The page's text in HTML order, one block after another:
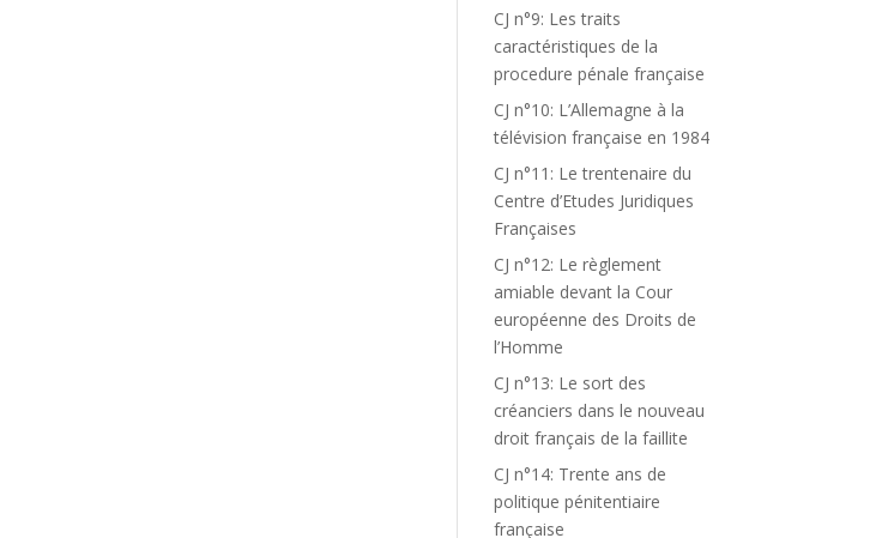
CJ n°9: Les traits
caractéristiques de la
procedure pénale française
CJ n°10: L’Allemagne à la
télévision française en 1984
CJ n°11: Le trentenaire du
Centre d’Etudes Juridiques
Françaises
CJ n°12: Le règlement
amiable devant la Cour
européenne des Droits de
l’Homme
CJ n°13: Le sort des
créanciers dans le nouveau
droit français de la faillite
CJ n°14: Trente ans de
politique pénitentiaire
française